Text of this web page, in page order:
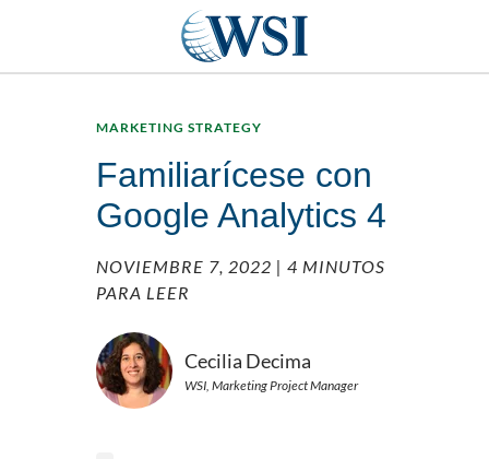
MARKETING STRATEGY
Familiarícese con
Google Analytics 4
NOVIEMBRE 7, 2022 | 4 MINUTOS
PARA LEER
Cecilia Decima
WSI, Marketing Project Manager